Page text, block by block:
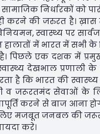
निर्धारकों को
करने की जरुरत है। ख़ास
स्वास्थ्य पर
में भारत में सभी
है। पिछले एक दशक में
देखभाल
है कि भारत की
व जरूरतमंद सेवाओं
करने से बाज आना
मजबूत जनबल की
करे।